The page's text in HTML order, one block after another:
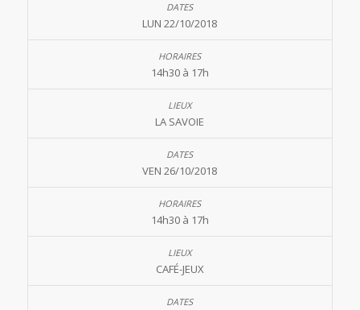
LUN 22/10/2018
14h30 à 17h
LA SAVOIE
VEN 26/10/2018
14h30 à 17h
CAFÉ-JEUX